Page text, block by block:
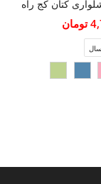
کتان کج راه